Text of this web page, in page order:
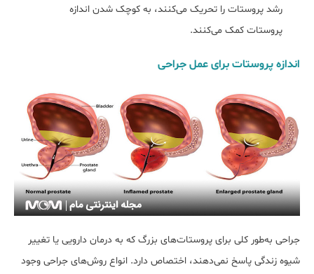
رشد پروستات را تحریک می‌کنند، به کوچک شدن اندازه
پروستات کمک می‌کنند.
اندازه پروستات برای عمل جراحی
جراحی به‌طور کلی برای پروستات‌های بزرگ که به درمان دارویی یا تغییر
شیوه زندگی پاسخ نمی‌دهند، اختصاص دارد. انواع روش‌های جراحی وجود